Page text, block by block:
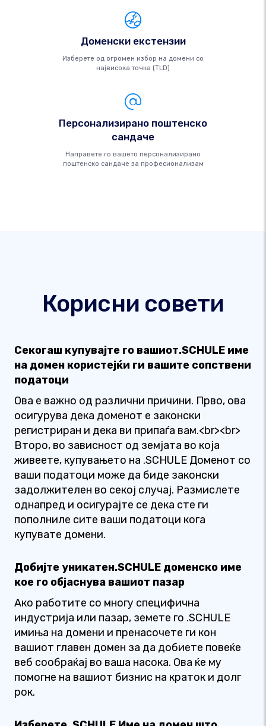
Доменски екстензии
Изберете од огромен избор на домени со
највисока точка (TLD)
Персонализирано поштенско
сандаче
Направете го вашето персонализирано
поштенско сандаче за професионализам
Корисни совети
Секогаш купувајте го вашиот.SCHULE име
на домен користејќи ги вашите сопствени
податоци
Ова е важно од различни причини. Прво, ова
осигурува дека доменот е законски
регистриран и дека ви припаѓа вам.<br><br>
Второ, во зависност од земјата во која
живеете, купувањето на .SCHULE Доменот со
ваши податоци може да биде законски
задолжителен во секој случај. Размислете
однапред и осигурајте се дека сте ги
пополниле сите ваши податоци кога
купувате домени.
Добијте уникатен.SCHULE доменско име
кое го објаснува вашиот пазар
Ако работите со многу специфична
индустрија или пазар, земете го .SCHULE
имиња на домени и пренасочете ги кон
вашиот главен домен за да добиете повеќе
веб сообраќај во ваша насока. Ова ќе му
помогне на вашиот бизнис на краток и долг
рок.